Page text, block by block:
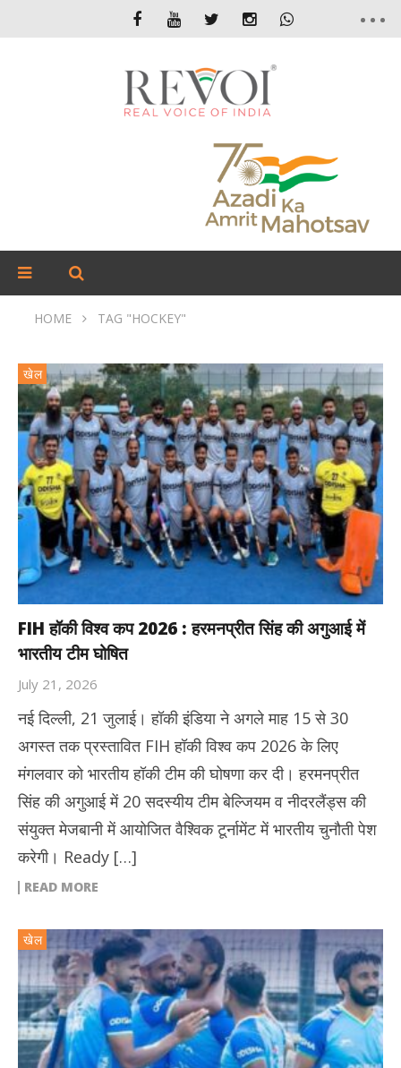
HOME TAG "HOCKEY"
खेल
FIH हॉकी विश्व कप 2026 : हरमनप्रीत सिंह की अगुआई में
भारतीय टीम घोषित
July 21, 2026
नई दिल्ली, 21 जुलाई। हॉकी इंडिया ने अगले माह 15 से 30
अगस्त तक प्रस्तावित FIH हॉकी विश्व कप 2026 के लिए
मंगलवार को भारतीय हॉकी टीम की घोषणा कर दी। हरमनप्रीत
सिंह की अगुआई में 20 सदस्यीय टीम बेल्जियम व नीदरलैंड्स की
संयुक्त मेजबानी में आयोजित वैश्विक टूर्नामेंट में भारतीय चुनौती पेश
करेगी। Ready […]
READ MORE
खेल